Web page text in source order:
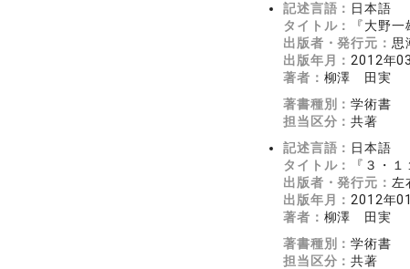
記述言語： 日本語
タイトル：
『大野
出版者・発行元： 思
出版年月： 2012年
著者： 柳澤 田実
著書種別：学術書
担当区分：共著
記述言語： 日本語
タイトル：
『３・
出版者・発行元： 左
出版年月： 2012年
著者： 柳澤 田実
著書種別：学術書
担当区分：共著